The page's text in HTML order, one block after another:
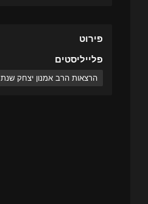
פירוט
פלייליסטים
הרצאות הרב אמנון יצחק שנת 2023